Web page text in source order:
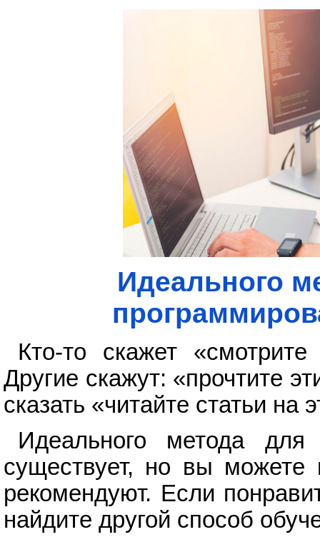
Идеального
Кто-то скажет
Другие скажут: «прочтите
сказать «читайте статьи на
Идеального метода для
существует, но вы можете
рекомендуют. Если
найдите другой способ